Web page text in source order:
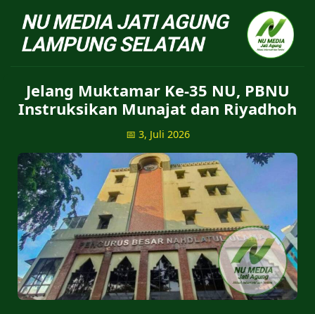
NU Jatiagung - Situs
Jelang Muktamar Ke-35 NU, PBNU
Instruksikan Munajat dan Riyadhoh
📅 3, Juli 2026